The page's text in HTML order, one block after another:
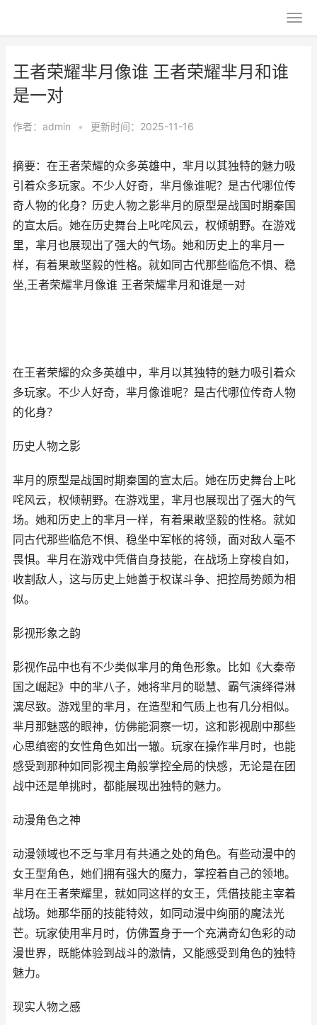
王者荣耀芈月像谁 王者荣耀芈月和谁
是一对
作者： admin • 更新时间：2025-11-16
摘要：在王者荣耀的众多英雄中，芈月以其独特的魅力吸
引着众多玩家。不少人好奇，芈月像谁呢？是古代哪位传
奇人物的化身？历史人物之影芈月的原型是战国时期秦国
的宣太后。她在历史舞台上叱咤风云，权倾朝野。在游戏
里，芈月也展现出了强大的气场。她和历史上的芈月一
样，有着果敢坚毅的性格。就如同古代那些临危不惧、稳
坐,王者荣耀芈月像谁 王者荣耀芈月和谁是一对
在王者荣耀的众多英雄中，芈月以其独特的魅力吸引着众
多玩家。不少人好奇，芈月像谁呢？是古代哪位传奇人物
的化身？
历史人物之影
芈月的原型是战国时期秦国的宣太后。她在历史舞台上叱
咤风云，权倾朝野。在游戏里，芈月也展现出了强大的气
场。她和历史上的芈月一样，有着果敢坚毅的性格。就如
同古代那些临危不惧、稳坐中军帐的将领，面对敌人毫不
畏惧。芈月在游戏中凭借自身技能，在战场上穿梭自如，
收割敌人，这与历史上她善于权谋斗争、把控局势颇为相
似。
影视形象之韵
影视作品中也有不少类似芈月的角色形象。比如《大秦帝
国之崛起》中的芈八子，她将芈月的聪慧、霸气演绎得淋
漓尽致。游戏里的芈月，在造型和气质上也有几分相似。
芈月那魅惑的眼神，仿佛能洞察一切，这和影视剧中那些
心思缜密的女性角色如出一辙。玩家在操作芈月时，也能
感受到那种如同影视主角般掌控全局的快感，无论是在团
战中还是单挑时，都能展现出独特的魅力。
动漫角色之神
动漫领域也不乏与芈月有共通之处的角色。有些动漫中的
女王型角色，她们拥有强大的魔力，掌控着自己的领地。
芈月在王者荣耀里，就如同这样的女王，凭借技能主宰着
战场。她那华丽的技能特效，如同动漫中绚丽的魔法光
芒。玩家使用芈月时，仿佛置身于一个充满奇幻色彩的动
漫世界，既能体验到战斗的激情，又能感受到角色的独特
魅力。
现实人物之感